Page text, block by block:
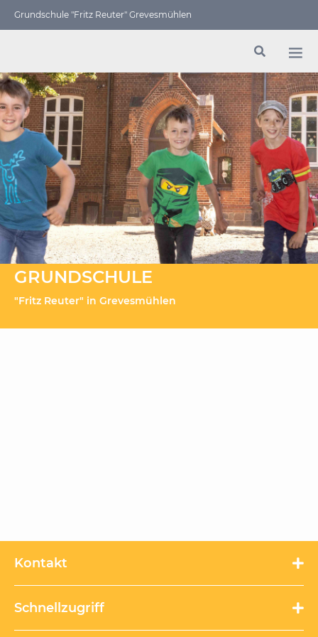
Grundschule "Fritz Reuter" Grevesmühlen
GRUNDSCHULE
"Fritz Reuter" in Grevesmühlen
Kontakt
Schnellzugriff